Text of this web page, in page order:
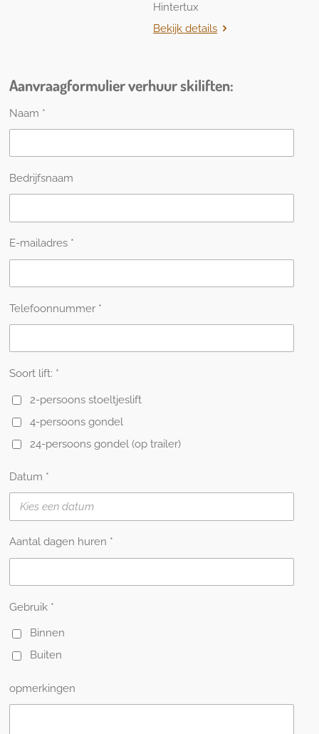
Hintertux
Bekijk details
Aanvraagformulier verhuur skiliften:
Naam *
Bedrijfsnaam
E-mailadres *
Telefoonnummer *
Soort lift: *
2-persoons stoeltjeslift
4-persoons gondel
24-persoons gondel (op trailer)
Datum *
Aantal dagen huren *
Gebruik *
Binnen
Buiten
opmerkingen